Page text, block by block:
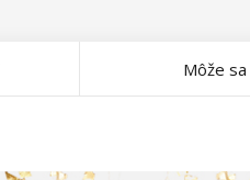
Môže